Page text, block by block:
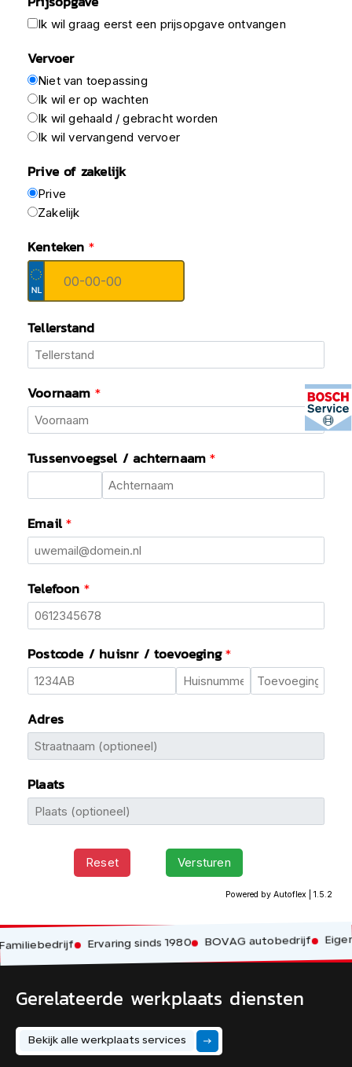
Ervaring sinds 1980 BOVAG autobedrijf Eigen
Gerelateerde werkplaats diensten
Bekijk alle werkplaats services